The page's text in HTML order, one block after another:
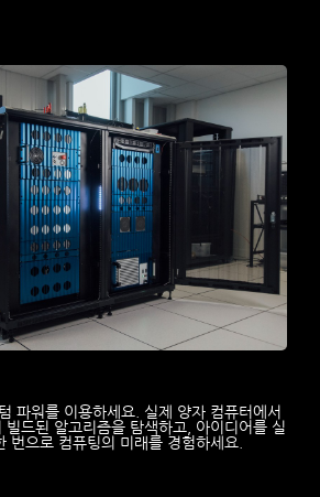
파워를 이용하세요. 실제 양자 컴퓨터에서
빌드된 알고리즘을 탐색하고, 아이디어를 실
번으로 컴퓨팅의 미래를 경험하세요.